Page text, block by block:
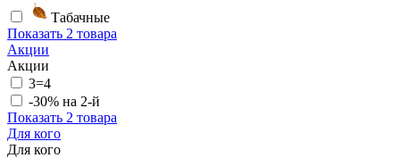
Табачные
Показать 2 товара
Акции
Акции
3=4
-30% на 2-й
Показать 2 товара
Для кого
Для кого